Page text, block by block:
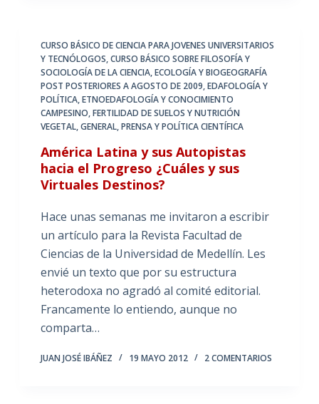
CURSO BÁSICO DE CIENCIA PARA JOVENES UNIVERSITARIOS
Y TECNÓLOGOS,CURSO BÁSICO SOBRE FILOSOFÍA Y
SOCIOLOGÍA DE LA CIENCIA,ECOLOGÍA Y BIOGEOGRAFÍA
POST POSTERIORES A AGOSTO DE 2009,EDAFOLOGÍA Y
POLÍTICA,ETNOEDAFOLOGÍA Y CONOCIMIENTO
CAMPESINO,FERTILIDAD DE SUELOS Y NUTRICIÓN
VEGETAL,GENERAL,PRENSA Y POLÍTICA CIENTÍFICA
América Latina y sus Autopistas
hacia el Progreso ¿Cuáles y sus
Virtuales Destinos?
Hace unas semanas me invitaron a escribir
un artículo para la Revista Facultad de
Ciencias de la Universidad de Medellín. Les
envié un texto que por su estructura
heterodoxa no agradó al comité editorial.
Francamente lo entiendo, aunque no
comparta…
JUAN JOSÉ IBÁÑEZ 19 MAYO 2012 2 COMENTARIOS